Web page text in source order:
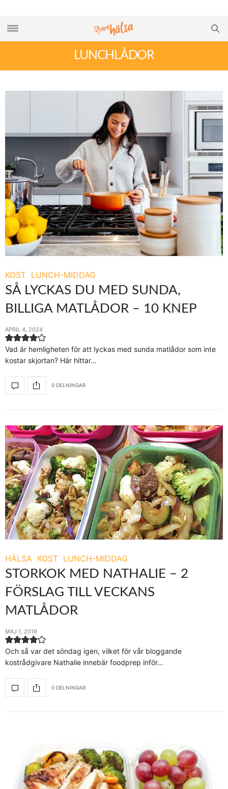
LUNCHLÅDOR
KOST LUNCH-MIDDAG
SÅ LYCKAS DU MED SUNDA,
BILLIGA MATLÅDOR – 10 KNEP
APRIL 4, 2024
Vad är hemligheten för att lyckas med sunda matlådor som inte
kostar skjortan? Här hittar…
0 DELNINGAR
HÄLSA KOST LUNCH-MIDDAG
STORKOK MED NATHALIE – 2
FÖRSLAG TILL VECKANS
MATLÅDOR
MAJ 1, 2019
Och så var det söndag igen, vilket för vår bloggande
kostrådgivare Nathalie innebär foodprep inför…
0 DELNINGAR